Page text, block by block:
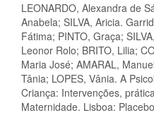
LEONARDO, Alexandra de
Anabela; SILVA, Aricia.
Fátima; PINTO, Graça;
Leonor Rolo; BRITO, Lilia;
Maria José; AMARAL,
Tânia; LOPES, Vânia. A
Criança: Intervenções,
Maternidade. Lisboa: